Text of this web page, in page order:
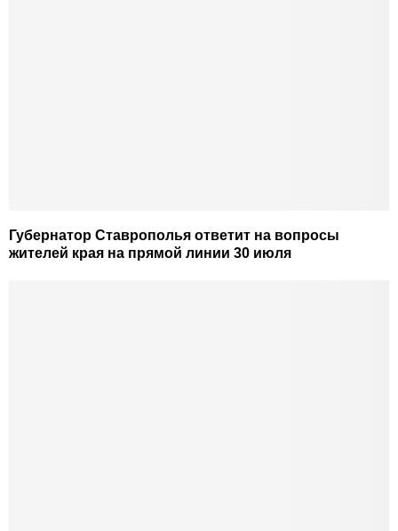
Губернатор Ставрополья ответит на вопросы
жителей края на прямой линии 30 июля